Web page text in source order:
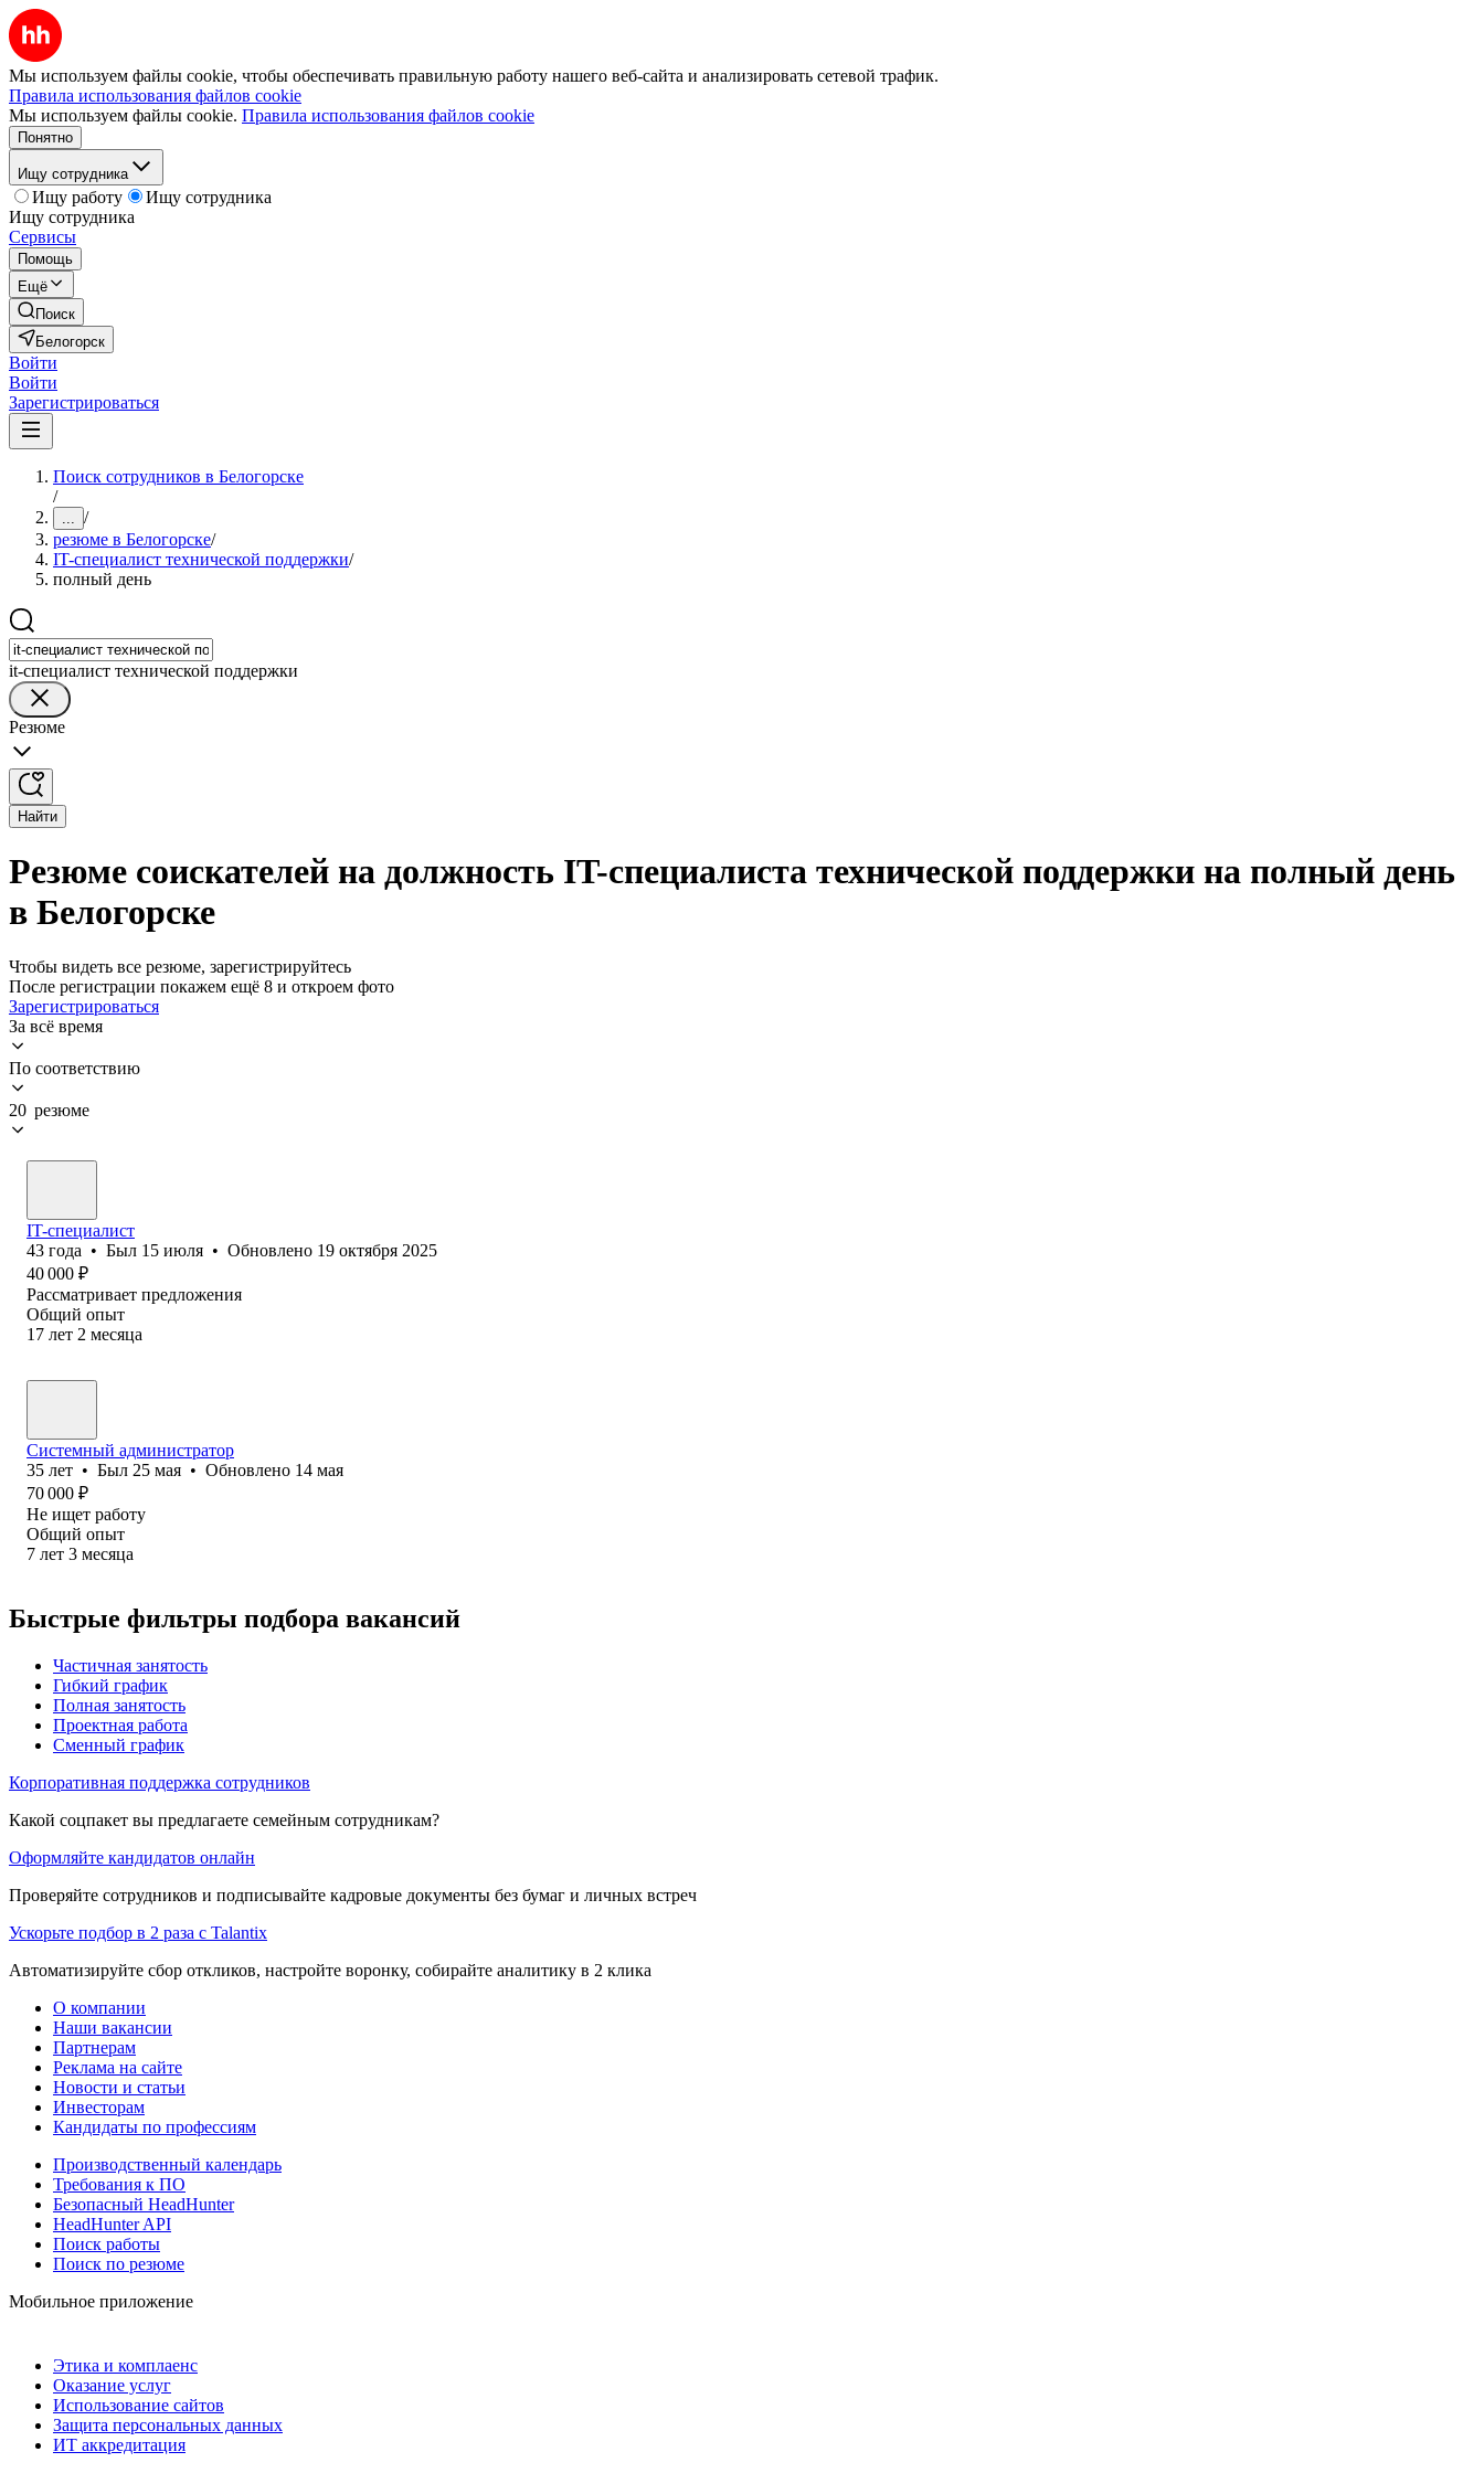
Мы используем файлы cookie, чтобы обеспечивать правильную работу нашего веб-сайта и анализировать сетевой трафик.
Правила использования файлов cookie
Мы используем файлы cookie. Правила использования файлов cookie
Понятно
Ищу сотрудника
Ищу работу
Ищу сотрудника
Ищу сотрудника
Сервисы
Помощь
Ещё
Поиск
Белогорск
Войти
Войти
Зарегистрироваться
Поиск сотрудников в Белогорске
/
... /
резюме в Белогорске/
IT-специалист технической поддержки/
полный день
it-специалист технической поддержки
Резюме
Найти
Резюме соискателей на должность IT-специалиста технической поддержки на полный день
в Белогорске
Чтобы видеть все резюме, зарегистрируйтесь
После регистрации покажем ещё 8 и откроем фото
Зарегистрироваться
За всё время
По соответствию
20 резюме
IT-специалист
43 года • Был 15 июля • Обновлено 19 октября 2025
40 000 ₽
Рассматривает предложения
Общий опыт
17 лет 2 месяца
Системный администратор
35 лет • Был 25 мая • Обновлено 14 мая
70 000 ₽
Не ищет работу
Общий опыт
7 лет 3 месяца
Быстрые фильтры подбора вакансий
Частичная занятость
Гибкий график
Полная занятость
Проектная работа
Сменный график
Корпоративная поддержка сотрудников
Какой соцпакет вы предлагаете семейным сотрудникам?
Оформляйте кандидатов онлайн
Проверяйте сотрудников и подписывайте кадровые документы без бумаг и личных встреч
Ускорьте подбор в 2 раза с Talantix
Автоматизируйте сбор откликов, настройте воронку, собирайте аналитику в 2 клика
О компании
Наши вакансии
Партнерам
Реклама на сайте
Новости и статьи
Инвесторам
Кандидаты по профессиям
Производственный календарь
Требования к ПО
Безопасный HeadHunter
HeadHunter API
Поиск работы
Поиск по резюме
Мобильное приложение
Этика и комплаенс
Оказание услуг
Использование сайтов
Защита персональных данных
ИТ аккредитация